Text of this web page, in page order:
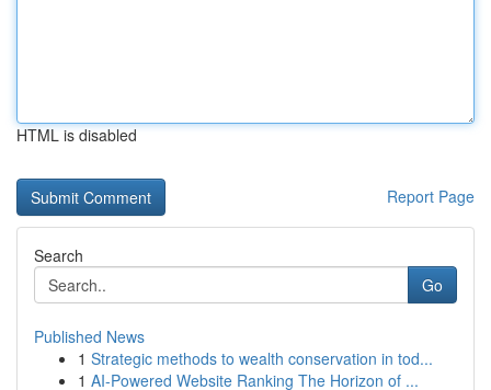
HTML is disabled
Report Page
Search
Go
Published News
1 Strategic methods to wealth conservation in tod...
1 AI-Powered Website Ranking The Horizon of ...